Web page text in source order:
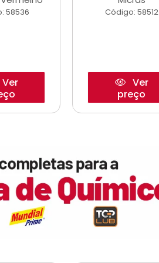
58536
Ver
Código: 58512
Ver
preço